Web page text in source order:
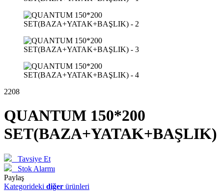
2208
QUANTUM 150*200
SET(BAZA+YATAK+BAŞLIK)
Tavsiye Et
Stok Alarmı
Paylaş
Kategorideki diğer ürünleri